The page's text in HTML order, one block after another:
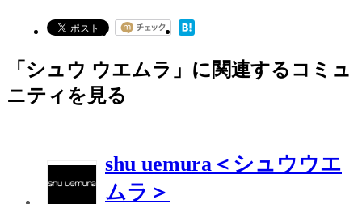
「シュウ ウエムラ」に関連するコミュ
ニティを見る
shu uemura＜シュウウエ
ムラ＞